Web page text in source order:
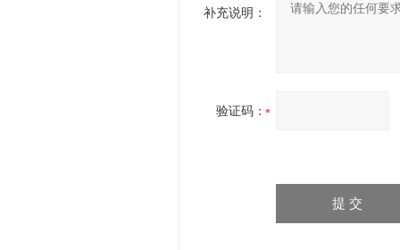
补充说明：
验证码：